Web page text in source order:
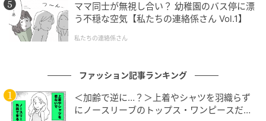
ママ同士が無視し合い？ 幼稚園のバス停に漂
う不穏な空気【私たちの連絡係さん Vol.1】
私たちの連絡係さん
ファッション記事ランキング
＜加齢で逆に…？＞上着やシャツを羽織らず
にノースリーブのトップス・ワンピースだけ